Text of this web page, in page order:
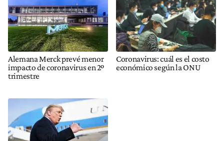
Alemana Merck prevé menor
impacto de coronavirus en 2º
trimestre
Coronavirus: cuál es el costo
económico según la ONU